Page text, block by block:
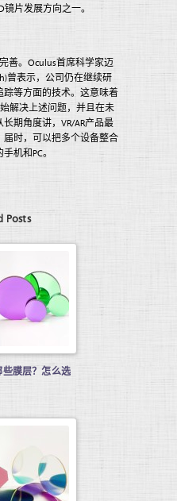
片发展方向之一。
善。Oculus首席科学家迈
曾表示，公司仍在继续研
等方面的技术。这意味着
解决上述问题，并且在未
期角度讲，VR/AR产品最
时，可以把多个设备整合
机和PC。
Posts
膜层？怎么选